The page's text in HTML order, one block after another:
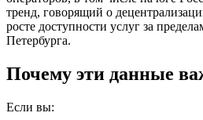
тренд, говорящий о
росте доступности услуг за
Петербурга.
Почему эти данные
Если вы: